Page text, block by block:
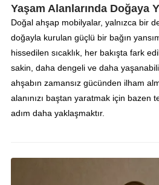
Yaşam Alanlarında Doğaya
Doğal ahşap mobilyalar, yalnızca bir
doğayla kurulan güçlü bir bağın
hissedilen sıcaklık, her bakışta fark
sakin, daha dengeli ve daha
ahşabın zamansız gücünden ilham
alanınızı baştan yaratmak için bazen
adım daha yaklaşmaktır.